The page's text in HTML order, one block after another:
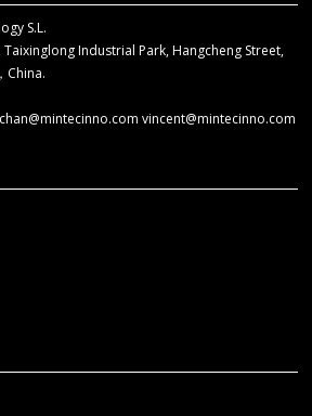
S.L.
Industrial Park, Hangcheng Street,
China.
vincent@mintecinno.com